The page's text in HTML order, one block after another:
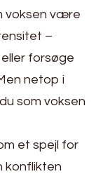
voksen være
–
forsøge
netop i
som voksen
et spejl for
konflikten